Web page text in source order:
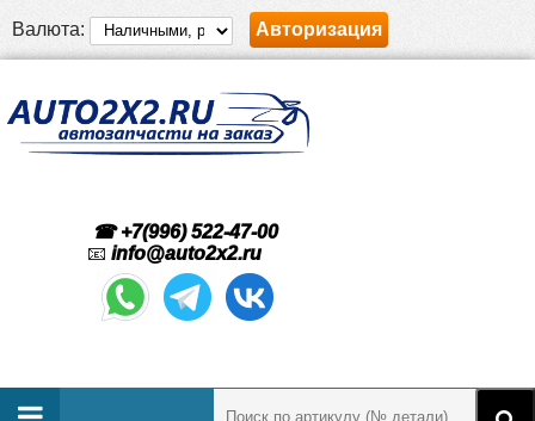
Валюта: Авторизация
☎ +7(996) 522-47-00
📧 info@auto2x2.ru